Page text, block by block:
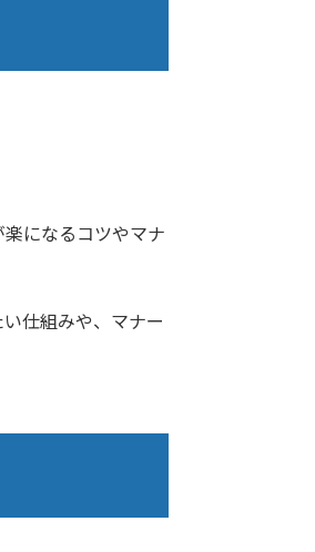
になるコツやマナ
仕組みや、マナー